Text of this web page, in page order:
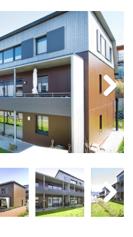
Next
Next